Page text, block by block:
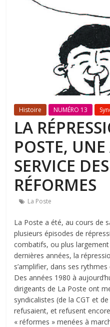
Histoire NUMÉRO 13
LA
POSTE,
SERVICE
RÉFORMES
La Poste
La Poste a été, au cours de
plusieurs épisodes de
combatifs, ou plus
dernières années, la
s’amplifier, dans ses
Des années 1980 à
dirigeants de La Poste ont
syndicalistes (de la CGT et
refusaient, et refusent
« réformes » menées à